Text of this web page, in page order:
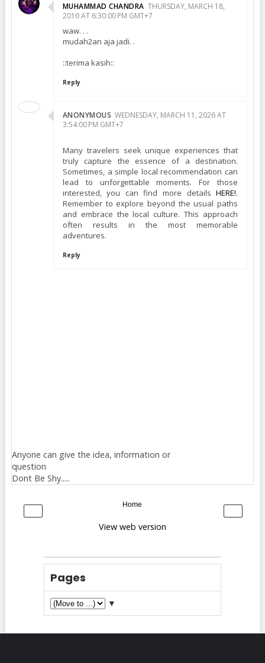
MUHAMMAD CHANDRA THURSDAY, MARCH 18,
2010 AT 6:30:00 PM GMT+7
waw. . .
mudah2an aja jadi. .
::terima kasih::
Reply
ANONYMOUS WEDNESDAY, MARCH 11, 2026 AT
3:54:00 PM GMT+7
Many travelers seek unique experiences that
truly capture the essence of a destination.
Sometimes, a simple local recommendation can
lead to unforgettable moments. For those
interested, you can find more detailsHERE!.
Remember to explore beyond the usual paths
and embrace the local culture. This approach
often results in the most memorable
adventures.
Reply
Anyone can give the idea, information or
question
Dont Be Shy.....
‹ ›
Home
View web version
Pages
▼